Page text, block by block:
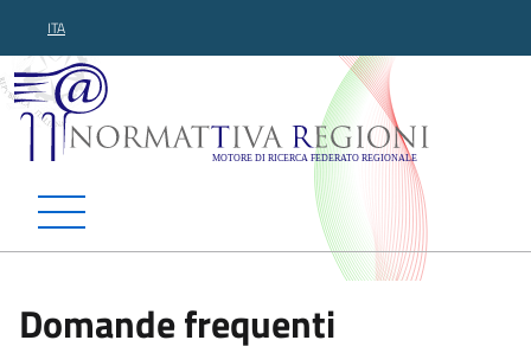
ITA
Normattiva Regioni -
Domande frequenti